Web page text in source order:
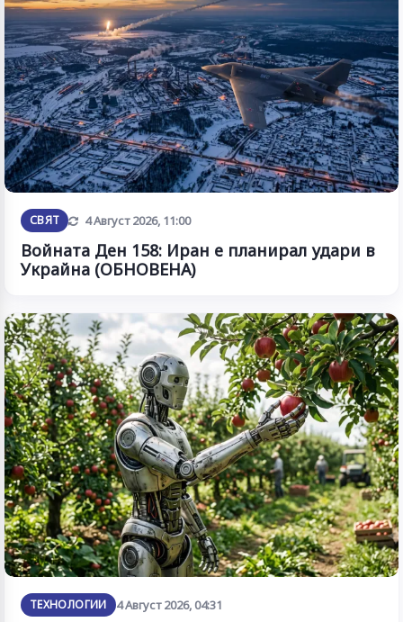
СВЯТ Обновена
4 Август 2026, 11:00
Войната Ден 158: Иран е планирал удари в
Украйна (ОБНОВЕНА)
ТЕХНОЛОГИИ 4 Август 2026, 04:31